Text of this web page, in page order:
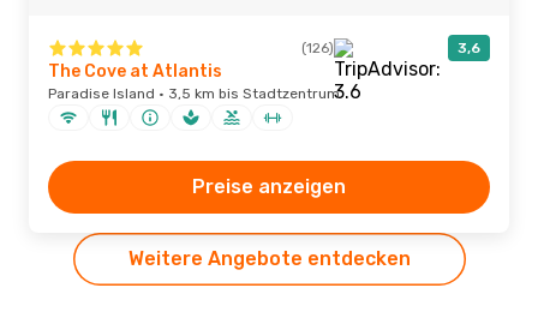
(126) 3,6
The Cove at Atlantis
Paradise Island · 3,5 km bis Stadtzentrum
Preise anzeigen
Weitere Angebote entdecken